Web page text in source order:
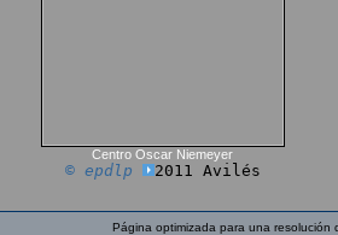
Centro Oscar Niemeyer
© epdlp 2011 Avilés
Página optimizada para una